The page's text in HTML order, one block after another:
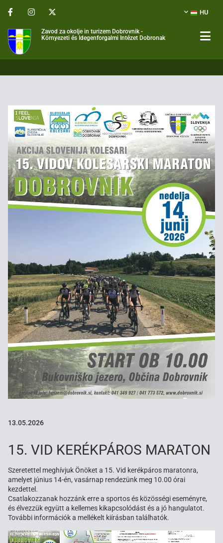
HU
Zavod za okolje in turizem Dobrovnik -
Környezeti és Idegenforgalmi Intézet Dobronak
13.05.2026
15. VID KERÉKPÁROS MARATON
Szeretettel meghívjuk Önöket a 15. Vid kerékpáros maratonra,
amelyet június 14-én, vasárnap rendezünk meg 10.00 órai
kezdettel.
Csatlakozzanak hozzánk erre a sportos és közösségi eseményre,
és élvezzük együtt a kellemes kikapcsolódást és a jó hangulatot.
További információk a mellékelt kiírásban találhatók.